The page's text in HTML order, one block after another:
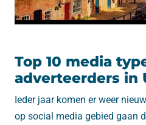
Top 10 media
adverteerders in
Ieder jaar komen er weer
op social media gebied gaan